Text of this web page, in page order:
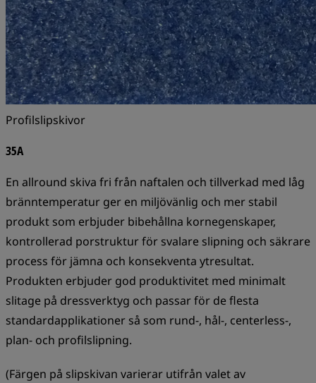
Profilslipskivor
35A
En allround skiva fri från naftalen och tillverkad med låg
bränntemperatur ger en miljövänlig och mer stabil
produkt som erbjuder bibehållna kornegenskaper,
kontrollerad porstruktur för svalare slipning och säkrare
process för jämna och konsekventa ytresultat.
Produkten erbjuder god produktivitet med minimalt
slitage på dressverktyg och passar för de flesta
standardapplikationer så som rund-, hål-, centerless-,
plan- och profilslipning.
(Färgen på slipskivan varierar utifrån valet av